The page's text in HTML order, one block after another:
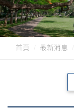
首頁 最新消息